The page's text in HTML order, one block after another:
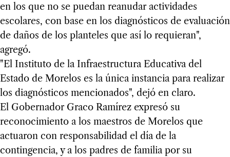
en los que no se puedan reanudar actividades
escolares, con base en los diagnósticos de evaluación
de daños de los planteles que así lo requieran",
agregó.
"El Instituto de la Infraestructura Educativa del
Estado de Morelos es la única instancia para realizar
los diagnósticos mencionados", dejó en claro.
El Gobernador Graco Ramírez expresó su
reconocimiento a los maestros de Morelos que
actuaron con responsabilidad el día de la
contingencia, y a los padres de familia por su